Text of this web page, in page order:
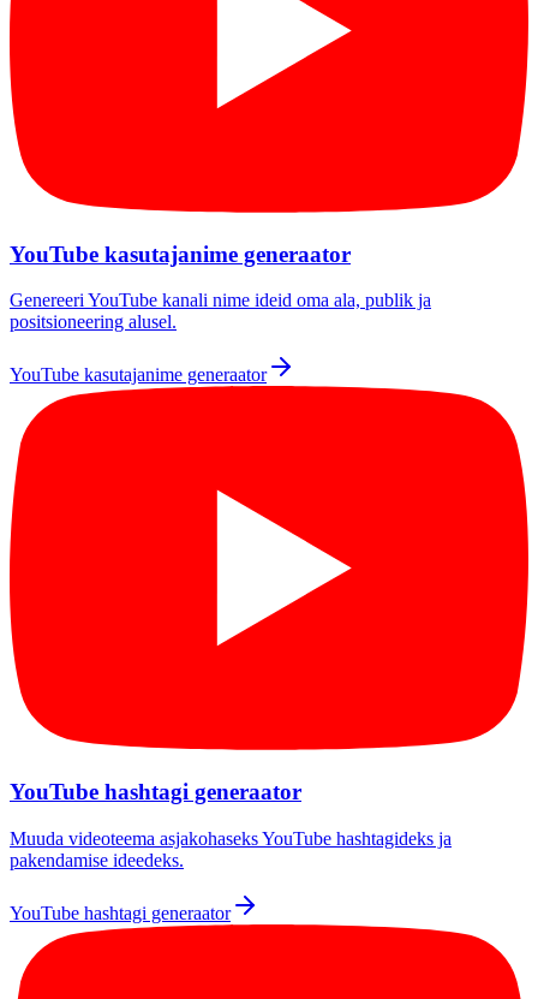
YouTube kasutajanime generaator
Genereeri YouTube kanali nime ideid oma ala, publik ja
positsioneering alusel.
YouTube kasutajanime generaator
YouTube hashtagi generaator
Muuda videoteema asjakohaseks YouTube hashtagideks ja
pakendamise ideedeks.
YouTube hashtagi generaator